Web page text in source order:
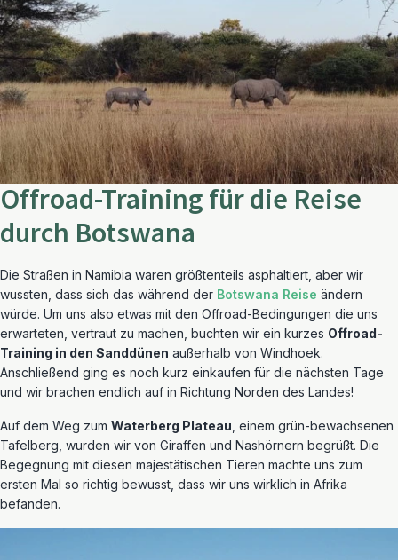
Offroad-Training für die Reise
durch Botswana
Die Straßen in Namibia waren größtenteils asphaltiert, aber wir
wussten, dass sich das während der Botswana Reise ändern
würde. Um uns also etwas mit den Offroad-Bedingungen die uns
erwarteten, vertraut zu machen, buchten wir ein kurzes Offroad-
Training in den Sanddünen außerhalb von Windhoek.
Anschließend ging es noch kurz einkaufen für die nächsten Tage
und wir brachen endlich auf in Richtung Norden des Landes!
Auf dem Weg zum Waterberg Plateau , einem grün-bewachsenen
Tafelberg, wurden wir von Giraffen und Nashörnern begrüßt. Die
Begegnung mit diesen majestätischen Tieren machte uns zum
ersten Mal so richtig bewusst, dass wir uns wirklich in Afrika
befanden.